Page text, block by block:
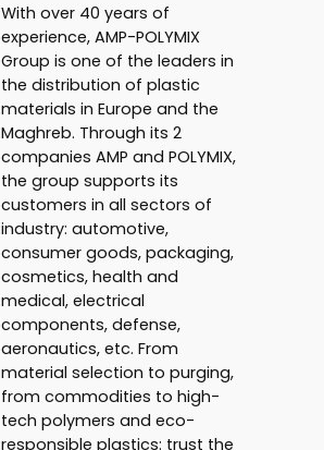
With over 40 years of
experience, AMP-POLYMIX
Group is one of the leaders in
the distribution of plastic
materials in Europe and the
Maghreb. Through its 2
companies AMP and POLYMIX,
the group supports its
customers in all sectors of
industry: automotive,
consumer goods, packaging,
cosmetics, health and
medical, electrical
components, defense,
aeronautics, etc. From
material selection to purging,
from commodities to high-
tech polymers and eco-
responsible plastics: trust the